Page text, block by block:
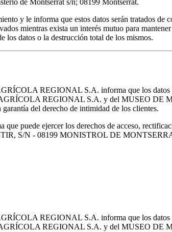
de Montserrat s/n; 08199 Montserrat.
y le informa que estos datos serán tratados de
mientras exista un interés mutuo para
los datos o la destrucción total de los mismos.
REGIONAL S.A. informa que los datos
REGIONAL S.A. y del MUSEO DE
del derecho de intimidad de los clientes.
puede ejercer los derechos de acceso,
S/N - 08199 MONISTROL DE
REGIONAL S.A. informa que los datos
REGIONAL S.A. y del MUSEO DE